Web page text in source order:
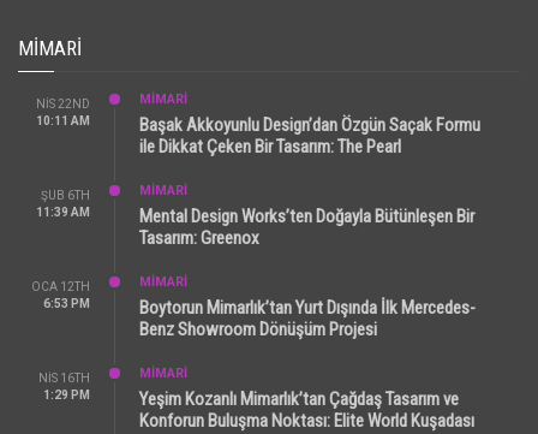
MIMARI
NIS 22ND
10:11 AM
MİMARİ
Başak Akkoyunlu Design’dan Özgün Saçak Formu
ile Dikkat Çeken Bir Tasarım: The Pearl
ŞUB 6TH
11:39 AM
MİMARİ
Mental Design Works’ten Doğayla Bütünleşen Bir
Tasarım: Greenox
OCA 12TH
6:53 PM
MİMARİ
Boytorun Mimarlık’tan Yurt Dışında İlk Mercedes-
Benz Showroom Dönüşüm Projesi
NIS 16TH
1:29 PM
MİMARİ
Yeşim Kozanlı Mimarlık’tan Çağdaş Tasarım ve
Konforun Buluşma Noktası: Elite World Kuşadası